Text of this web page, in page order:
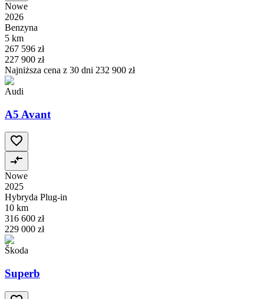
Nowe
2026
Benzyna
5 km
267 596 zł
227 900 zł
Najniższa cena z 30 dni 232 900 zł
Audi
A5 Avant
Nowe
2025
Hybryda Plug-in
10 km
316 600 zł
229 000 zł
Škoda
Superb